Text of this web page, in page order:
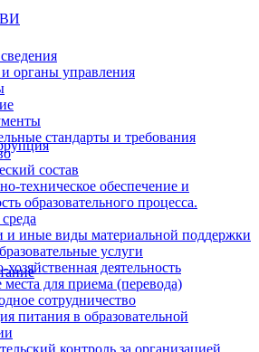
органы управления
стандарты и требования
состав
техническое обеспечение и
образовательного процесса.
и иные виды материальной поддержки
услуги
деятельность
для приема (перевода)
сотрудничество
питания в образовательной